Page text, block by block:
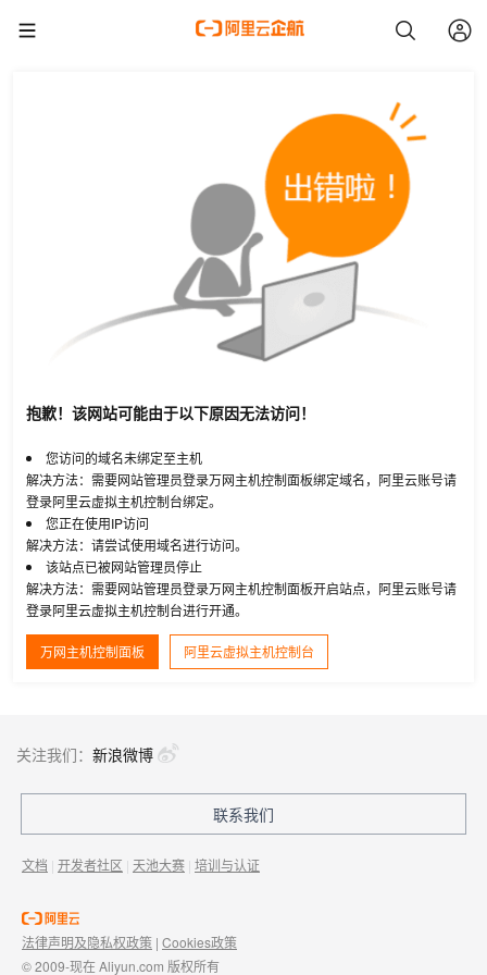
抱歉！该网站可能由于以下原因无法访问！
您访问的域名未绑定至主机
解决方法：需要网站管理员登录万网主机控制面板绑定域名，阿里云账号请
登录阿里云虚拟主机控制台绑定。
您正在使用IP访问
解决方法：请尝试使用域名进行访问。
该站点已被网站管理员停止
解决方法：需要网站管理员登录万网主机控制面板开启站点，阿里云账号请
登录阿里云虚拟主机控制台进行开通。
万网主机控制面板 阿里云虚拟主机控制台